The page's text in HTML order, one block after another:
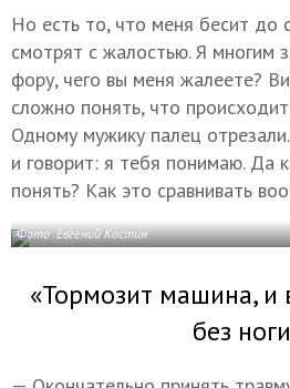
Но есть то, что меня бесит до
смотрят с жалостью. Я многим
фору, чего вы меня жалеете?
сложно понять, что
Одному мужику палец
и говорит: я тебя понимаю. Да
понять? Как это сравнивать
Фото: Евгений Костин
«Тормозит машина,
без